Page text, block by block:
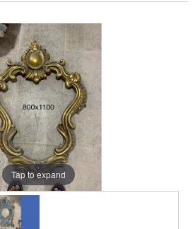
Tap to expand